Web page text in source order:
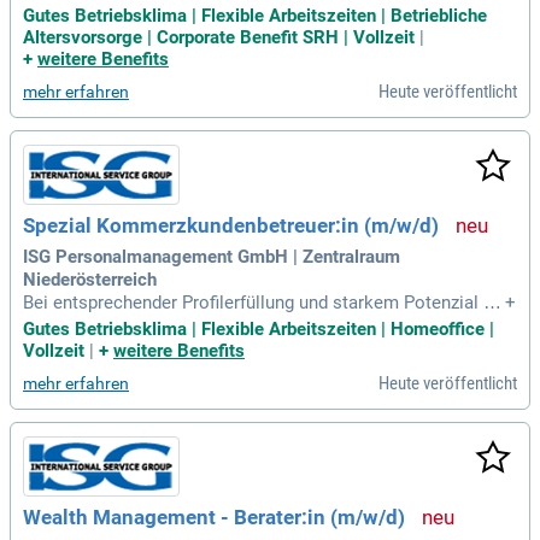
ng, Ausbildung und Umschulung von Menschen aus untersc
hiedlichen Berufsfeldern des gewerblich-technischen Bereic
hs; Individuelle Begleitung in Gruppen- und Einzelgespräche
Gutes Betriebsklima | Flexible Arbeitszeiten | Betriebliche
Altersvorsorge | Corporate Benefit SRH | Vollzeit |
+ weitere Benefits
mehr erfahren Heute veröffentlicht
Spezial Kommerzkundenbetreuer:in (m/w/d)
ISG Personalmanagement GmbH | Zentralraum
Niederösterreich
Bei entsprechender Profilerfüllung und starkem Potenzial ist
eine Überzahlung vorstellbar. Diese Ausschreibung hat Ihr In
teresse geweckt? Dann machen Sie mit Ihrer Bewerbung auf
+
Gutes Betriebsklima | Flexible Arbeitszeiten | Homeoffice |
Vollzeit
+ weitere Benefits
mehr erfahren Heute veröffentlicht
Wealth Management - Berater:in (m/w/d)